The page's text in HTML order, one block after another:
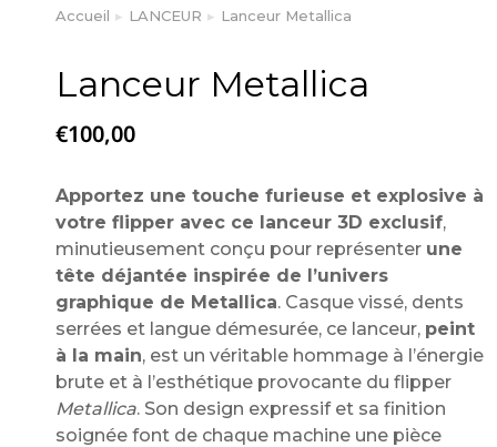
Vous êtes ici :
Accueil LANCEUR Lanceur Metallica
Lanceur Metallica
€100,00
Apportez une touche furieuse et explosive à
votre flipper avec ce lanceur 3D exclusif,
minutieusement conçu pour représenter une
tête déjantée inspirée de l’univers
graphique de Metallica. Casque vissé, dents
serrées et langue démesurée, ce lanceur, peint
à la main, est un véritable hommage à l’énergie
brute et à l’esthétique provocante du flipper
Metallica. Son design expressif et sa finition
soignée font de chaque machine une pièce